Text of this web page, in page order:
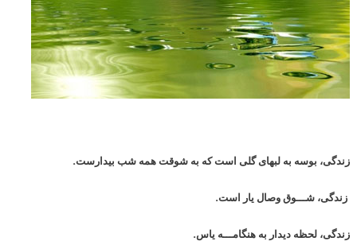
زندگی، بوسه به لبهای گلی است که به شوقت همه شب بیدارست.
زندگی، شـــوق وصال یار است.
زندگی، لحظه دیدار به هنگامـــه یاس.